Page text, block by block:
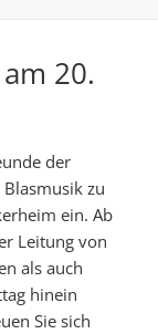
20.
der
zu
ein. Ab
Leitung von
als auch
hinein
Sie sich